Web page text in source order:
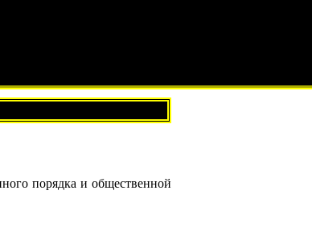
порядка и общественной